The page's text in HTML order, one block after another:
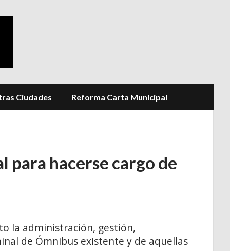
Ciudades Reforma Carta Municipal
para hacerse cargo de
la administración, gestión,
de Ómnibus existente y de aquellas